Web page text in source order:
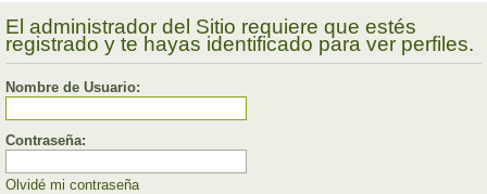
El administrador del Sitio requiere que estés
registrado y te hayas identificado para ver perfiles.
Nombre de Usuario:
Contraseña:
Olvidé mi contraseña